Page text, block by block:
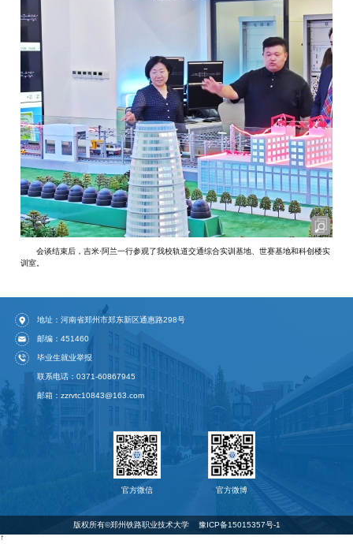
会谈结束后，吉米·阿兰一行参观了我校轨道交通综合实训基地、世赛基地和科创楼实
训室。
地址：河南省郑州市郑东新区通惠路298号
邮编：451460
毕业生就业举报
联系电话：0371-60867945
邮箱：zzrvtc10843@163.com
官方微信 官方微博
版权所有©️郑州铁路职业技术大学 豫ICP备15015357号-1
↑